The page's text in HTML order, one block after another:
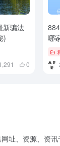
新骗法
)
0
哪
前
合
址、资源、资